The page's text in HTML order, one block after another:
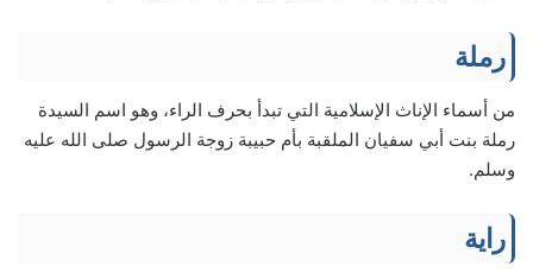
رملة
من أسماء الإناث الإسلامية التي تبدأ بحرف الراء، وهو اسم السيدة
رملة بنت أبي سفيان الملقبة بأم حبيبة زوجة الرسول صلى الله عليه
وسلم.
راية